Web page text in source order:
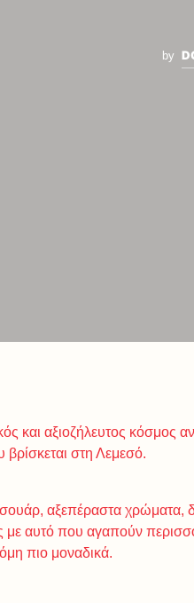
by
και αξιοζήλευτος κόσμος
στη Λεμεσό.
αξεπέραστα χρώματα,
με αυτό που αγαπούν
πιο μοναδικά.